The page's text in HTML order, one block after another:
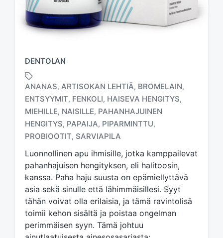
DENTOLAN
T
a
g
e
d
w
t
h
ANANAS, ARTISOKAN LEHTIÄ, BROMELAIN,
ENTSYYMIT, FENKOLI, HAISEVA HENGITYS,
MIEHILLE, NAISILLE, PAHANHAJUINEN
HENGITYS, PAPAIJA, PIPARMINTTU,
PROBIOOTIT, SARVIAPILA
Luonnollinen apu ihmisille, jotka kamppailevat
pahanhajuisen hengityksen, eli halitoosin,
kanssa. Paha haju suusta on epämiellyttävä
asia sekä sinulle että lähimmäisillesi. Syyt
tähän voivat olla erilaisia, ja tämä ravintolisä
toimii kehon sisältä ja poistaa ongelman
perimmäisen syyn. Tämä johtuu